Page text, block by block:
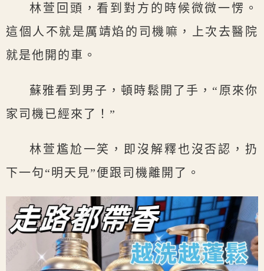
林萱回頭，看到對方的時候微微一愣。
這個人不就是厲靖焰的司機嘛，上次去醫院
就是他開的車。
蘇雅看到男子，頓時鬆開了手，“原來你
家司機已經來了！”
林萱尷尬一笑，即沒解釋也沒否認，扔
下一句“明天見”便跟司機離開了。